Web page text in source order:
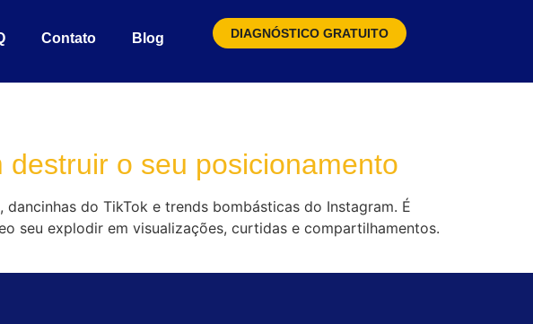
Contato Blog DIAGNÓSTICO GRATUITO
o seu posicionamento
do TikTok e trends bombásticas do Instagram. É
seu explodir em visualizações, curtidas e compartilhamentos.